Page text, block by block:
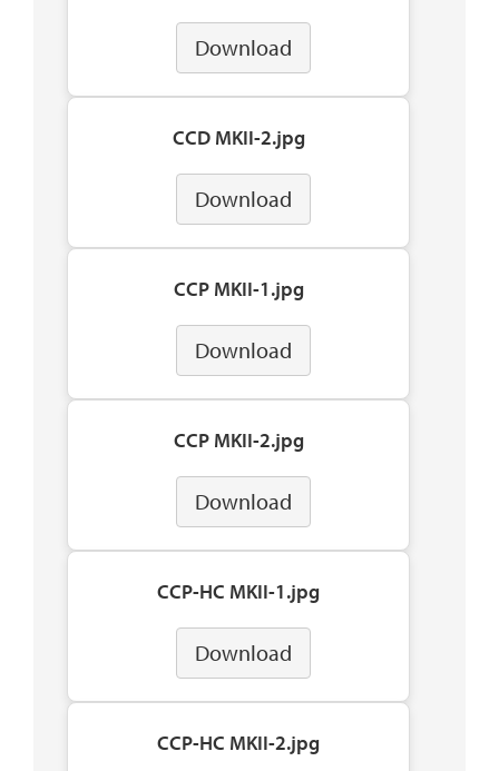
Download
CCD MKII-2.jpg
Download
CCP MKII-1.jpg
Download
CCP MKII-2.jpg
Download
CCP-HC MKII-1.jpg
Download
CCP-HC MKII-2.jpg